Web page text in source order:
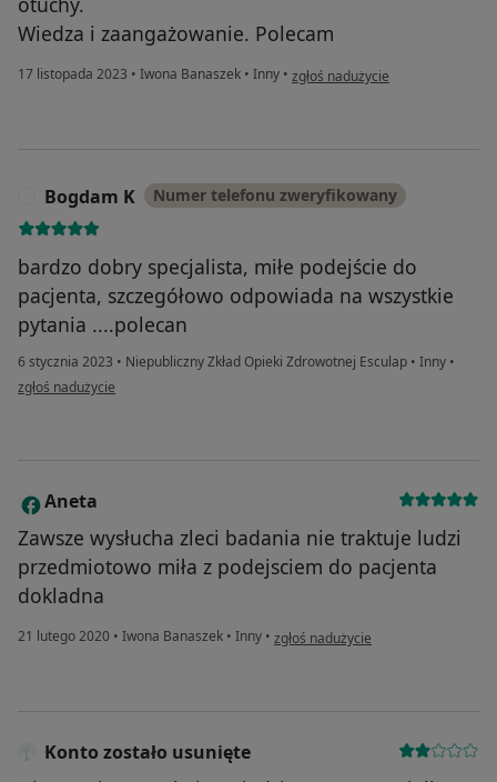
Wiedza i zaangażowanie. Polecam
17 listopada 2023 • Iwona Banaszek • Inny • w opinii użytkownika Maria
zgłoś nadużycie
Bogdam K Numer telefonu zweryfikowany
bardzo dobry specjalista, miłe podejście do
pacjenta, szczegółowo odpowiada na wszystkie
pytania ....polecan
6 stycznia 2023 • Niepubliczny Zkład Opieki Zdrowotnej Esculap • Inny •
w opinii użytkownika Bogdam K
zgłoś nadużycie
A Aneta
Zawsze wysłucha zleci badania nie traktuje ludzi
przedmiotowo miła z podejsciem do pacjenta
dokladna
21 lutego 2020 • Iwona Banaszek • Inny • w opinii użytkownika Aneta
zgłoś nadużycie
Konto zostało usunięte